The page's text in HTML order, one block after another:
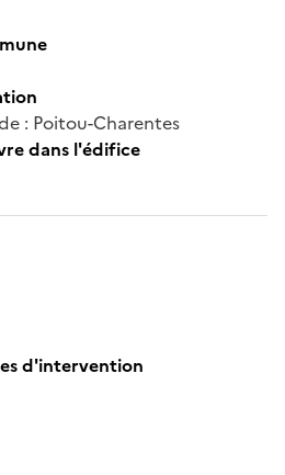
: Poitou-Charentes
dans l'édifice
d'intervention